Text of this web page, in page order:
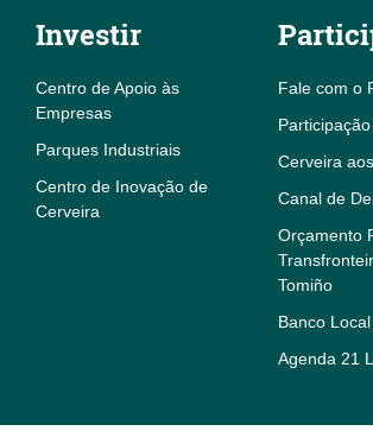
Investir
Centro de Apoio às
Empresas
Parques Industriais
Centro de Inovação de
Cerveira
Fale com o
Cerveira
Canal de
Orçamento
Tomiño
Banco
Agenda 21